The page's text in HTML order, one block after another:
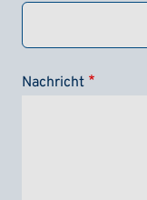
Nachricht